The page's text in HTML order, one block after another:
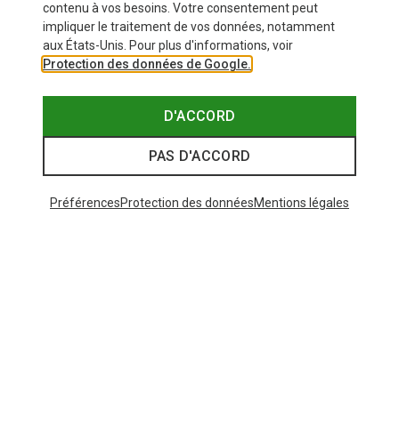
contenu à vos besoins. Votre consentement peut
impliquer le traitement de vos données, notamment
aux États-Unis. Pour plus d'informations, voir
Protection des données de Google.
D'ACCORD
PAS D'ACCORD
PréférencesProtection des donnéesMentions légales